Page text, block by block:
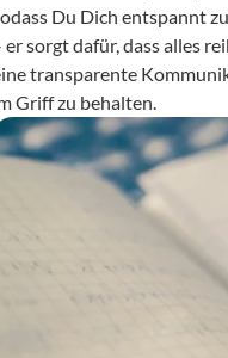
Du Dich entspannt
er sorgt dafür, dass alles
transparente
Griff zu behalten.